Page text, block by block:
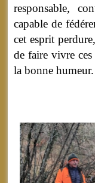
responsable,
capable de
cet esprit
de faire vivre
la bonne